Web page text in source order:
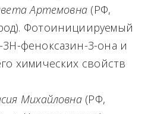
Артемовна (РФ,
Фотоинициируемый
феноксазин-3-она и
химических свойств
Михайловна(РФ,